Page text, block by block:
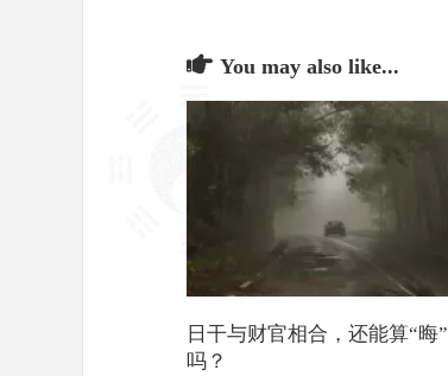
You may also like...
日干与财官相合，还能算“晦”
吗？